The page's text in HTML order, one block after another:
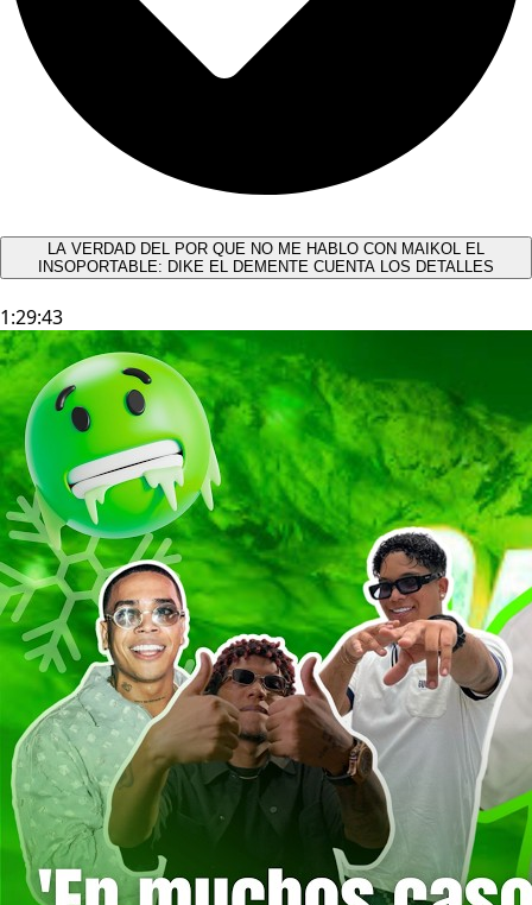
LA VERDAD DEL POR QUE NO ME HABLO CON MAIKOL EL
INSOPORTABLE: DIKE EL DEMENTE CUENTA LOS DETALLES
1:29:43